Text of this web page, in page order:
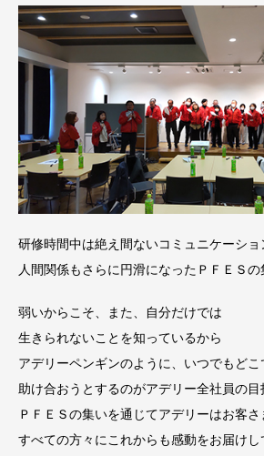
研修時間中は絶え間ないコミュニケーショ
人間関係もさらに円滑になったＰＦＥＳの
弱いからこそ、また、自分だけでは
生きられないことを知っているから
アデリーペンギンのように、いつでもどこ
助け合おうとするのがアデリー全社員の目
ＰＦＥＳの集いを通じてアデリーはお客さ
すべての方々にこれからも感動をお届けし